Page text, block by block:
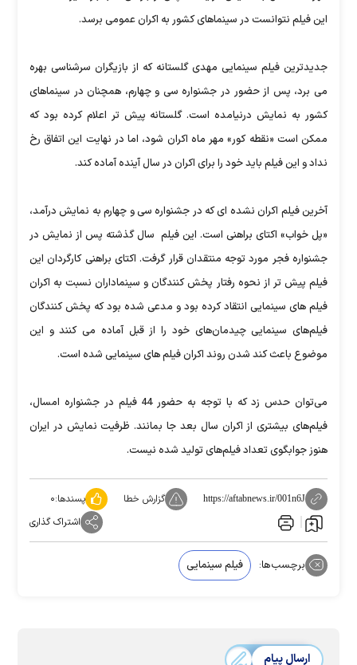
این فیلم نتوانست در سینماهای کشور به اکران عمومی برسد.
جدیدترین فیلم سینمایی مهدی گلستانه که از بازیگران سرشناسی بهره
می برد، پس از حضور در جشنواره سی و چهارم، همچنان در سینماهای
کشور به نمایش درنیامده است. گلستانه پیش تر اعلام کرده بود که
ممکن است «نقطه کور» مهر ماه اکران شود، اما در نهایت این اتفاق رخ
نداد و این فیلم باید خود را برای اکران در سال آینده آماده کند.
آخرین فیلم اکران نشده ای که در جشنواره سی و چهارم به نمایش درآمد،
«پل خواب» اکتای براهنی است. این فیلم سال گذشته پس از نمایش در
جشنواره فجر مورد توجه منتقدان قرار گرفت. اکتای براهنی کارگردان این
فیلم پیش تر از نحوه رفتار پخش کنندگان و سینماداران نسبت به اکران
فیلم های سینمایی انتقاد کرده بود و مدعی شده بود که پخش کنندگان
فیلم‌های سینمایی چیدمان‌های خود را از قبل آماده می کنند و این
موضوع باعث کند شدن روند اکران فیلم های سینمایی شده است.
می‌توان حدس زد که با توجه به حضور 44 فیلم در جشنواره امسال،
فیلم‌های بیشتری از اکران سال بعد جا بمانند. ظرفیت نمایش در ایران
هنوز جوابگوی تعداد فیلم‌های تولید شده نیست.
https://aftabnews.ir/001n6J گزارش خطا پسندها:۰
اشتراک گذاری
برچسب‌ها: فیلم سینمایی
ارسال پیام